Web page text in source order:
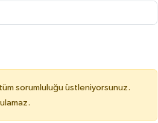
sorumluluğu üstleniyorsunuz.